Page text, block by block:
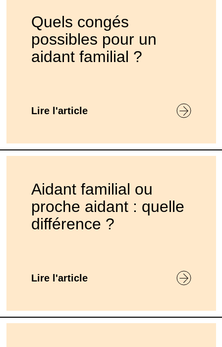
Quels congés
possibles pour un
aidant familial ?
Lire l'article
Aidant familial ou
proche aidant : quelle
différence ?
Lire l'article